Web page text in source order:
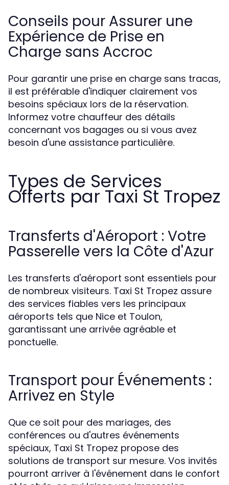
Conseils pour Assurer une
Expérience de Prise en
Charge sans Accroc
Pour garantir une prise en charge sans tracas,
il est préférable d'indiquer clairement vos
besoins spéciaux lors de la réservation.
Informez votre chauffeur des détails
concernant vos bagages ou si vous avez
besoin d'une assistance particulière.
Types de Services
Offerts par Taxi St Tropez
Transferts d'Aéroport : Votre
Passerelle vers la Côte d'Azur
Les transferts d'aéroport sont essentiels pour
de nombreux visiteurs. Taxi St Tropez assure
des services fiables vers les principaux
aéroports tels que Nice et Toulon,
garantissant une arrivée agréable et
ponctuelle.
Transport pour Événements :
Arrivez en Style
Que ce soit pour des mariages, des
conférences ou d'autres événements
spéciaux, Taxi St Tropez propose des
solutions de transport sur mesure. Vos invités
pourront arriver à l'événement dans le confort